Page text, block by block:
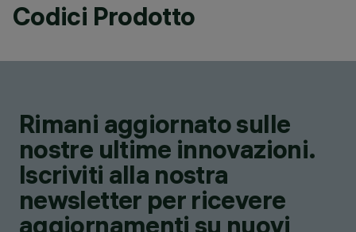
Codici Prodotto
Rimani aggiornato sulle
nostre ultime innovazioni.
Iscriviti alla nostra
newsletter per ricevere
aggiornamenti su nuovi